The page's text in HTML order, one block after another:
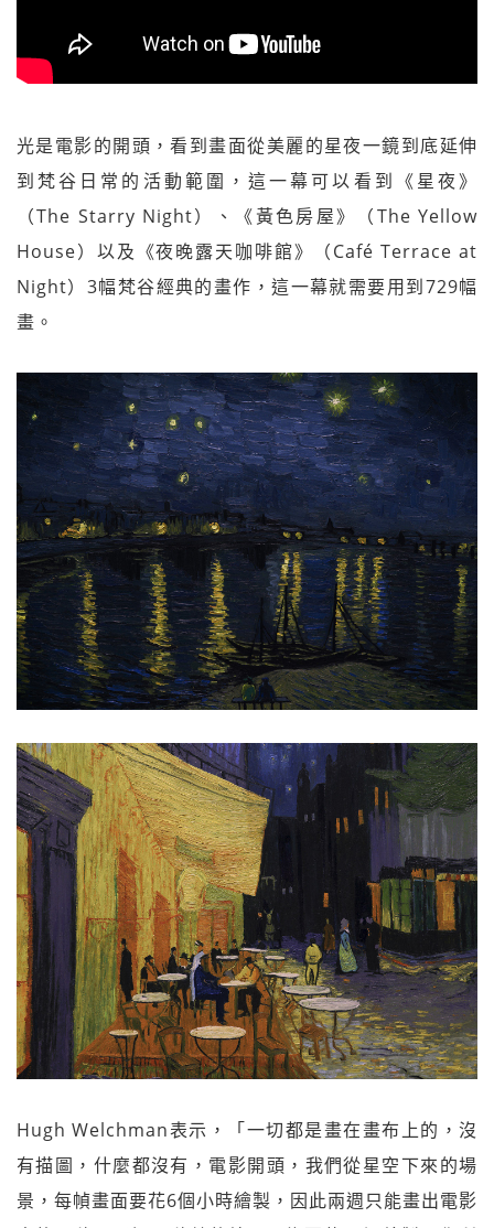
光是電影的開頭，看到畫面從美麗的星夜一鏡到底延伸
到梵谷日常的活動範圍，這一幕可以看到《星夜》
（The Starry Night）、《黃色房屋》（The Yellow
House）以及《夜晚露天咖啡館》（Café Terrace at
Night）3幅梵谷經典的畫作，這一幕就需要用到729幅
畫。
Hugh Welchman表示，「一切都是畫在畫布上的，沒
有描圖，什麼都沒有，電影開頭，我們從星空下來的場
景，每幀畫面要花6個小時繪製，因此兩週只能畫出電影